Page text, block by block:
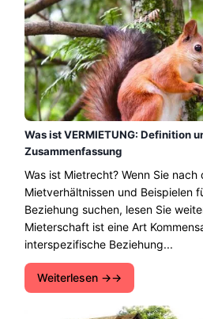
Was ist VERMIETUNG: Definition
Zusammenfassung
Was ist Mietrecht? Wenn Sie
Mietverhältnissen und Beispielen
Beziehung suchen, lesen Sie
Mieterschaft ist eine Art
interspezifische Beziehung...
Weiterlesen →